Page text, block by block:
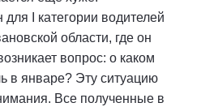
I категории водителей
области, где он
вопрос: о каком
в январе? Эту ситуацию
Все полученные в